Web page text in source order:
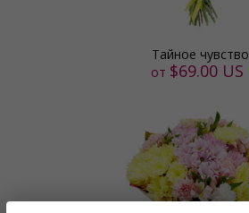
Тайное чувство
от $69.00 US